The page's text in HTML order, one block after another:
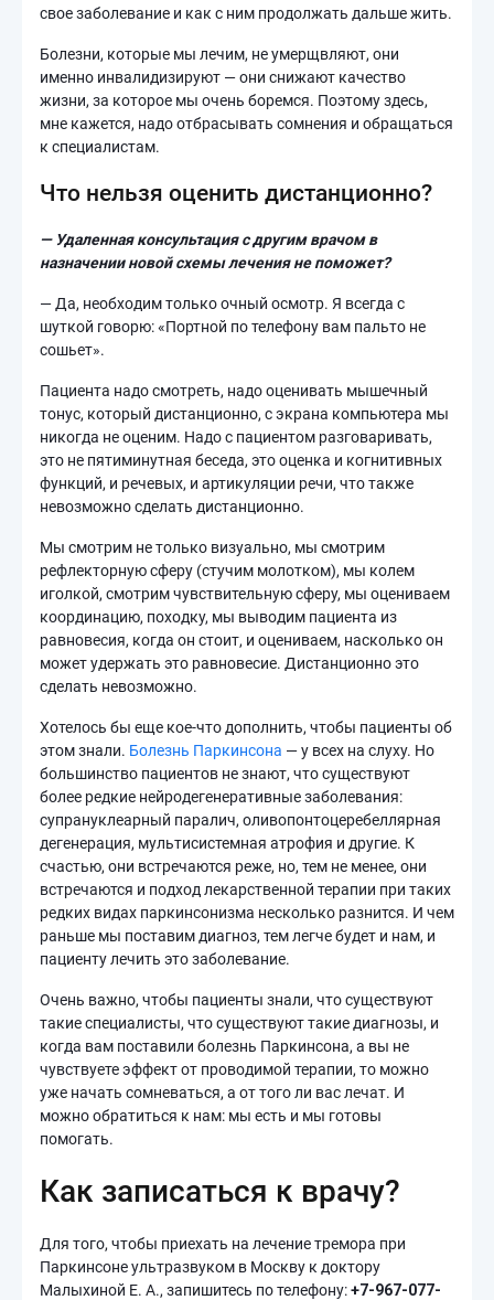
свое заболевание и как с ним продолжать дальше жить.
Болезни, которые мы лечим, не умерщвляют, они
именно инвалидизируют — они снижают качество
жизни, за которое мы очень боремся. Поэтому здесь,
мне кажется, надо отбрасывать сомнения и обращаться
к специалистам.
Что нельзя оценить дистанционно?
— Удаленная консультация с другим врачом в
назначении новой схемы лечения не поможет?
— Да, необходим только очный осмотр. Я всегда с
шуткой говорю: «Портной по телефону вам пальто не
сошьет».
Пациента надо смотреть, надо оценивать мышечный
тонус, который дистанционно, с экрана компьютера мы
никогда не оценим. Надо с пациентом разговаривать,
это не пятиминутная беседа, это оценка и когнитивных
функций, и речевых, и артикуляции речи, что также
невозможно сделать дистанционно.
Мы смотрим не только визуально, мы смотрим
рефлекторную сферу (стучим молотком), мы колем
иголкой, смотрим чувствительную сферу, мы оцениваем
координацию, походку, мы выводим пациента из
равновесия, когда он стоит, и оцениваем, насколько он
может удержать это равновесие. Дистанционно это
сделать невозможно.
Хотелось бы еще кое-что дополнить, чтобы пациенты об
этом знали. Болезнь Паркинсона — у всех на слуху. Но
большинство пациентов не знают, что существуют
более редкие нейродегенеративные заболевания:
супрануклеарный паралич, оливопонтоцеребеллярная
дегенерация, мультисистемная атрофия и другие. К
счастью, они встречаются реже, но, тем не менее, они
встречаются и подход лекарственной терапии при таких
редких видах паркинсонизма несколько разнится. И чем
раньше мы поставим диагноз, тем легче будет и нам, и
пациенту лечить это заболевание.
Очень важно, чтобы пациенты знали, что существуют
такие специалисты, что существуют такие диагнозы, и
когда вам поставили болезнь Паркинсона, а вы не
чувствуете эффект от проводимой терапии, то можно
уже начать сомневаться, а от того ли вас лечат. И
можно обратиться к нам: мы есть и мы готовы
помогать.
Как записаться к врачу?
Для того, чтобы приехать на лечение тремора при
Паркинсоне ультразвуком в Москву к доктору
Малыхиной Е. А., запишитесь по телефону:+7-967-077-